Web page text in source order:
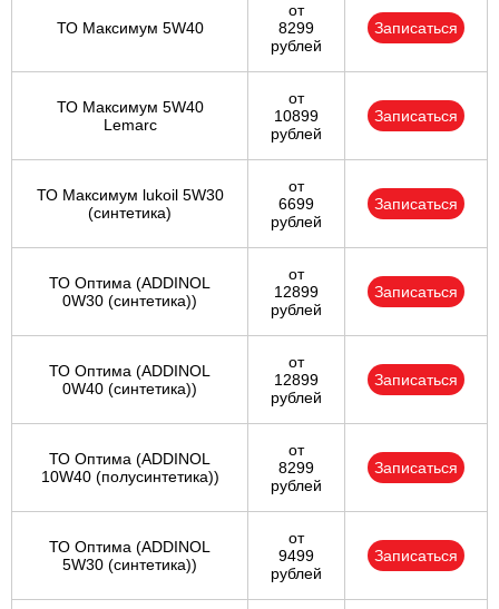
ТО Максимум 5W40
от
8299
рублей
Записаться
ТО Максимум 5W40
Lemarc
от
10899
рублей
Записаться
ТО Максимум lukoil 5W30
(синтетика)
от
6699
рублей
Записаться
ТО Оптима (ADDINOL
0W30 (синтетика))
от
12899
рублей
Записаться
ТО Оптима (ADDINOL
0W40 (синтетика))
от
12899
рублей
Записаться
ТО Оптима (ADDINOL
10W40 (полусинтетика))
от
8299
рублей
Записаться
ТО Оптима (ADDINOL
5W30 (синтетика))
от
9499
рублей
Записаться